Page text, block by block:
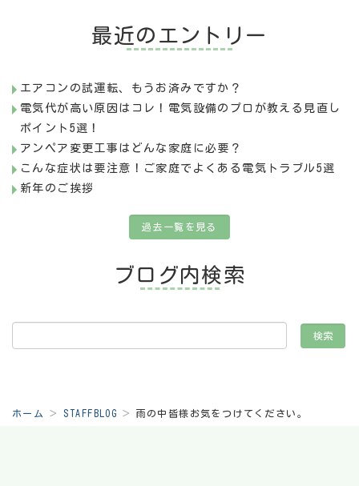
最近のエントリー
エアコンの試運転、もうお済みですか？
電気代が高い原因はコレ！電気設備のプロが教える見直し
ポイント5選！
アンペア変更工事はどんな家庭に必要？
こんな症状は要注意！ご家庭でよくある電気トラブル5選
新年のご挨拶
過去一覧を見る
ブログ内検索
ホーム STAFFBLOG 雨の中皆様お気をつけてください。